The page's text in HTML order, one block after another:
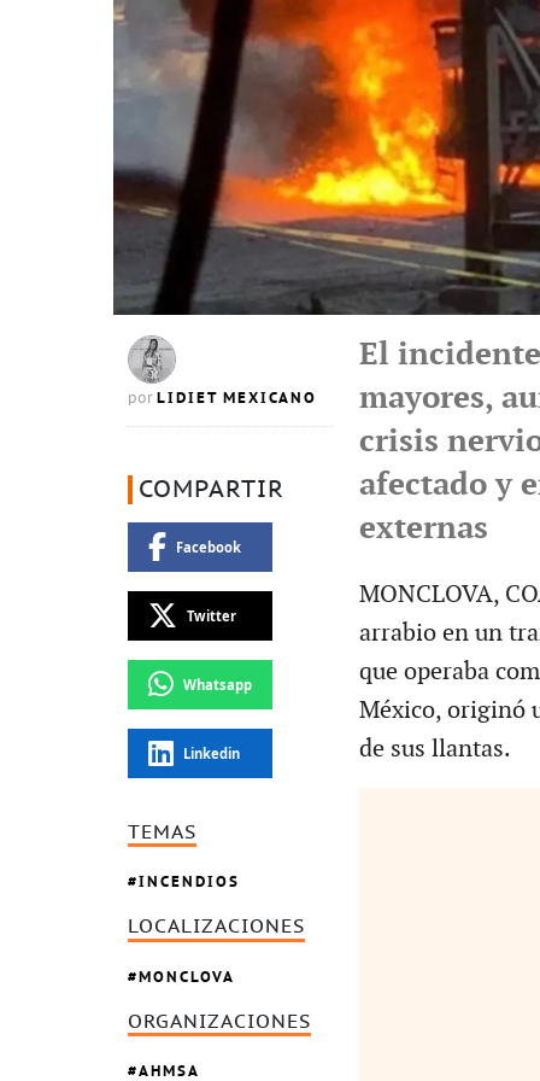
por LIDIET MEXICANO
COMPARTIR
Facebook
Twitter
Whatsapp
Linkedin
TEMAS
INCENDIOS
LOCALIZACIONES
MONCLOVA
ORGANIZACIONES
AHMSA
El
mayores,
crisis
afectado y
externas
MONCLOVA,
arrabio en un
que operaba
México, originó
de sus llantas.